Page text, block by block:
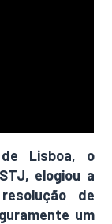
Lisboa, o
elogiou a
de
um